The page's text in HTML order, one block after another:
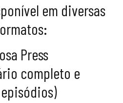
em diversas
Press
completo e